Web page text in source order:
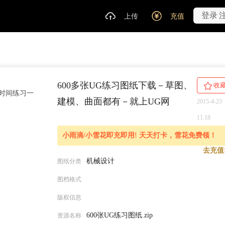
登录
上传 充值
间练习一
600多张UG练习图纸下载－草图、
建模、曲面都有－就上UG网
收
2015-4-23
11:18
小雨滴/小雪花即充即用! 天天打卡，雪花免费领！
去充
图纸分类 机械设计
图档格式
版权信息
资源名称 600张UG练习图纸.zip